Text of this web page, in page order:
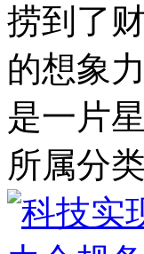
捞到了
的想象
是一片
所属分